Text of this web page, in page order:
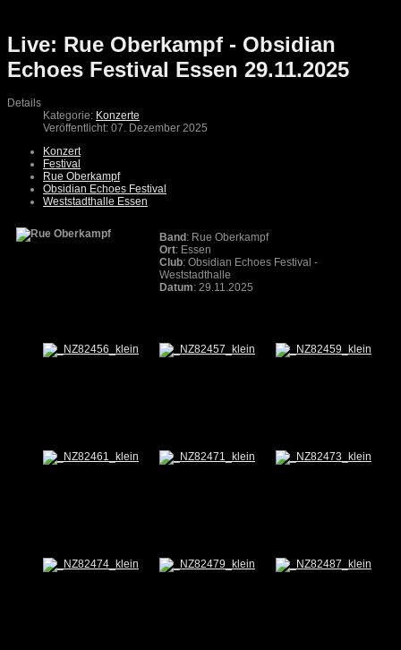
Live: Rue Oberkampf - Obsidian
Echoes Festival Essen 29.11.2025
Details
Kategorie: Konzerte
Veröffentlicht: 07. Dezember 2025
Konzert
Festival
Rue Oberkampf
Obsidian Echoes Festival
Weststadthalle Essen
Band : Rue Oberkampf
Ort: Essen
Club: Obsidian Echoes Festival -
Weststadthalle
Datum: 29.11.2025